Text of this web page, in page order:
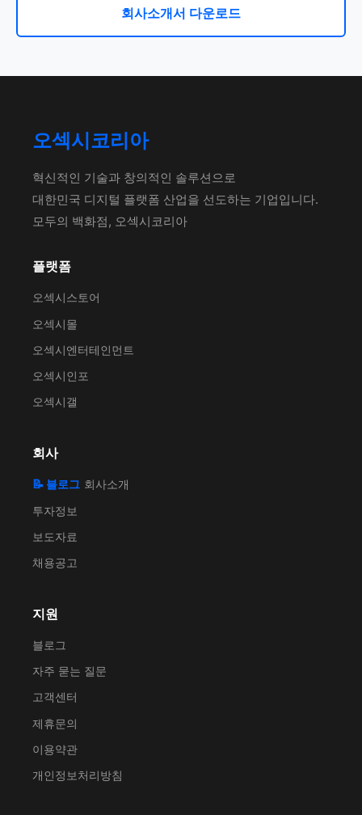
회사소개서 다운로드
오섹시코리아
혁신적인 기술과 창의적인 솔루션으로
대한민국 디지털 플랫폼 산업을 선도하는 기업입니다.
모두의 백화점, 오섹시코리아
플랫폼
오섹시스토어
오섹시몰
오섹시엔터테인먼트
오섹시인포
오섹시갤
회사
📝 블로그 회사소개
투자정보
보도자료
채용공고
지원
블로그
자주 묻는 질문
고객센터
제휴문의
이용약관
개인정보처리방침